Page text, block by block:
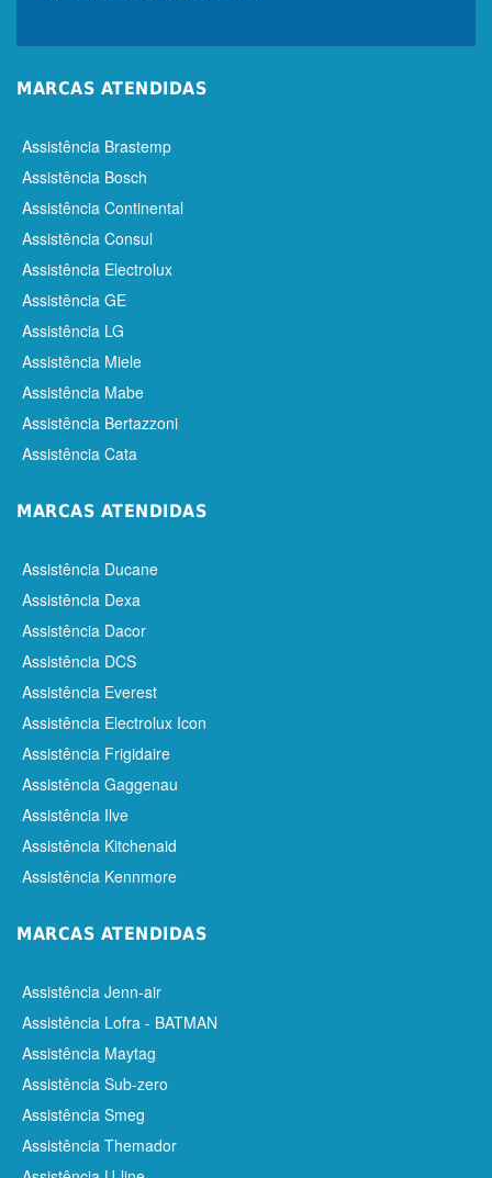
MARCAS ATENDIDAS
Assistência Brastemp
Assistência Bosch
Assistência Continental
Assistência Consul
Assistência Electrolux
Assistência GE
Assistência LG
Assistência Miele
Assistência Mabe
Assistência Bertazzoni
Assistência Cata
MARCAS ATENDIDAS
Assistência Ducane
Assistência Dexa
Assistência Dacor
Assistência DCS
Assistência Everest
Assistência Electrolux Icon
Assistência Frigidaire
Assistência Gaggenau
Assistência Ilve
Assistência Kitchenaid
Assistência Kennmore
MARCAS ATENDIDAS
Assistência Jenn-air
Assistência Lofra - BATMAN
Assistência Maytag
Assistência Sub-zero
Assistência Smeg
Assistência Themador